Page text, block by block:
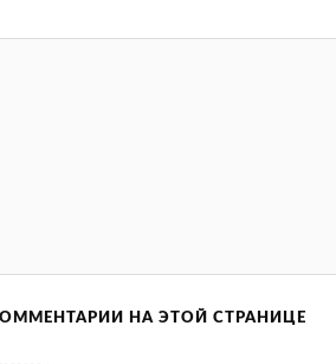
НА ЭТОЙ СТРАНИЦЕ